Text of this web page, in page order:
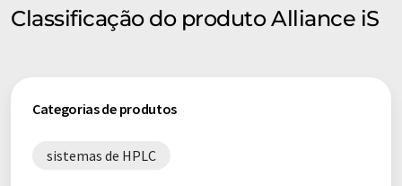
Classificação do produto Alliance iS
Categorias de produtos
sistemas de HPLC